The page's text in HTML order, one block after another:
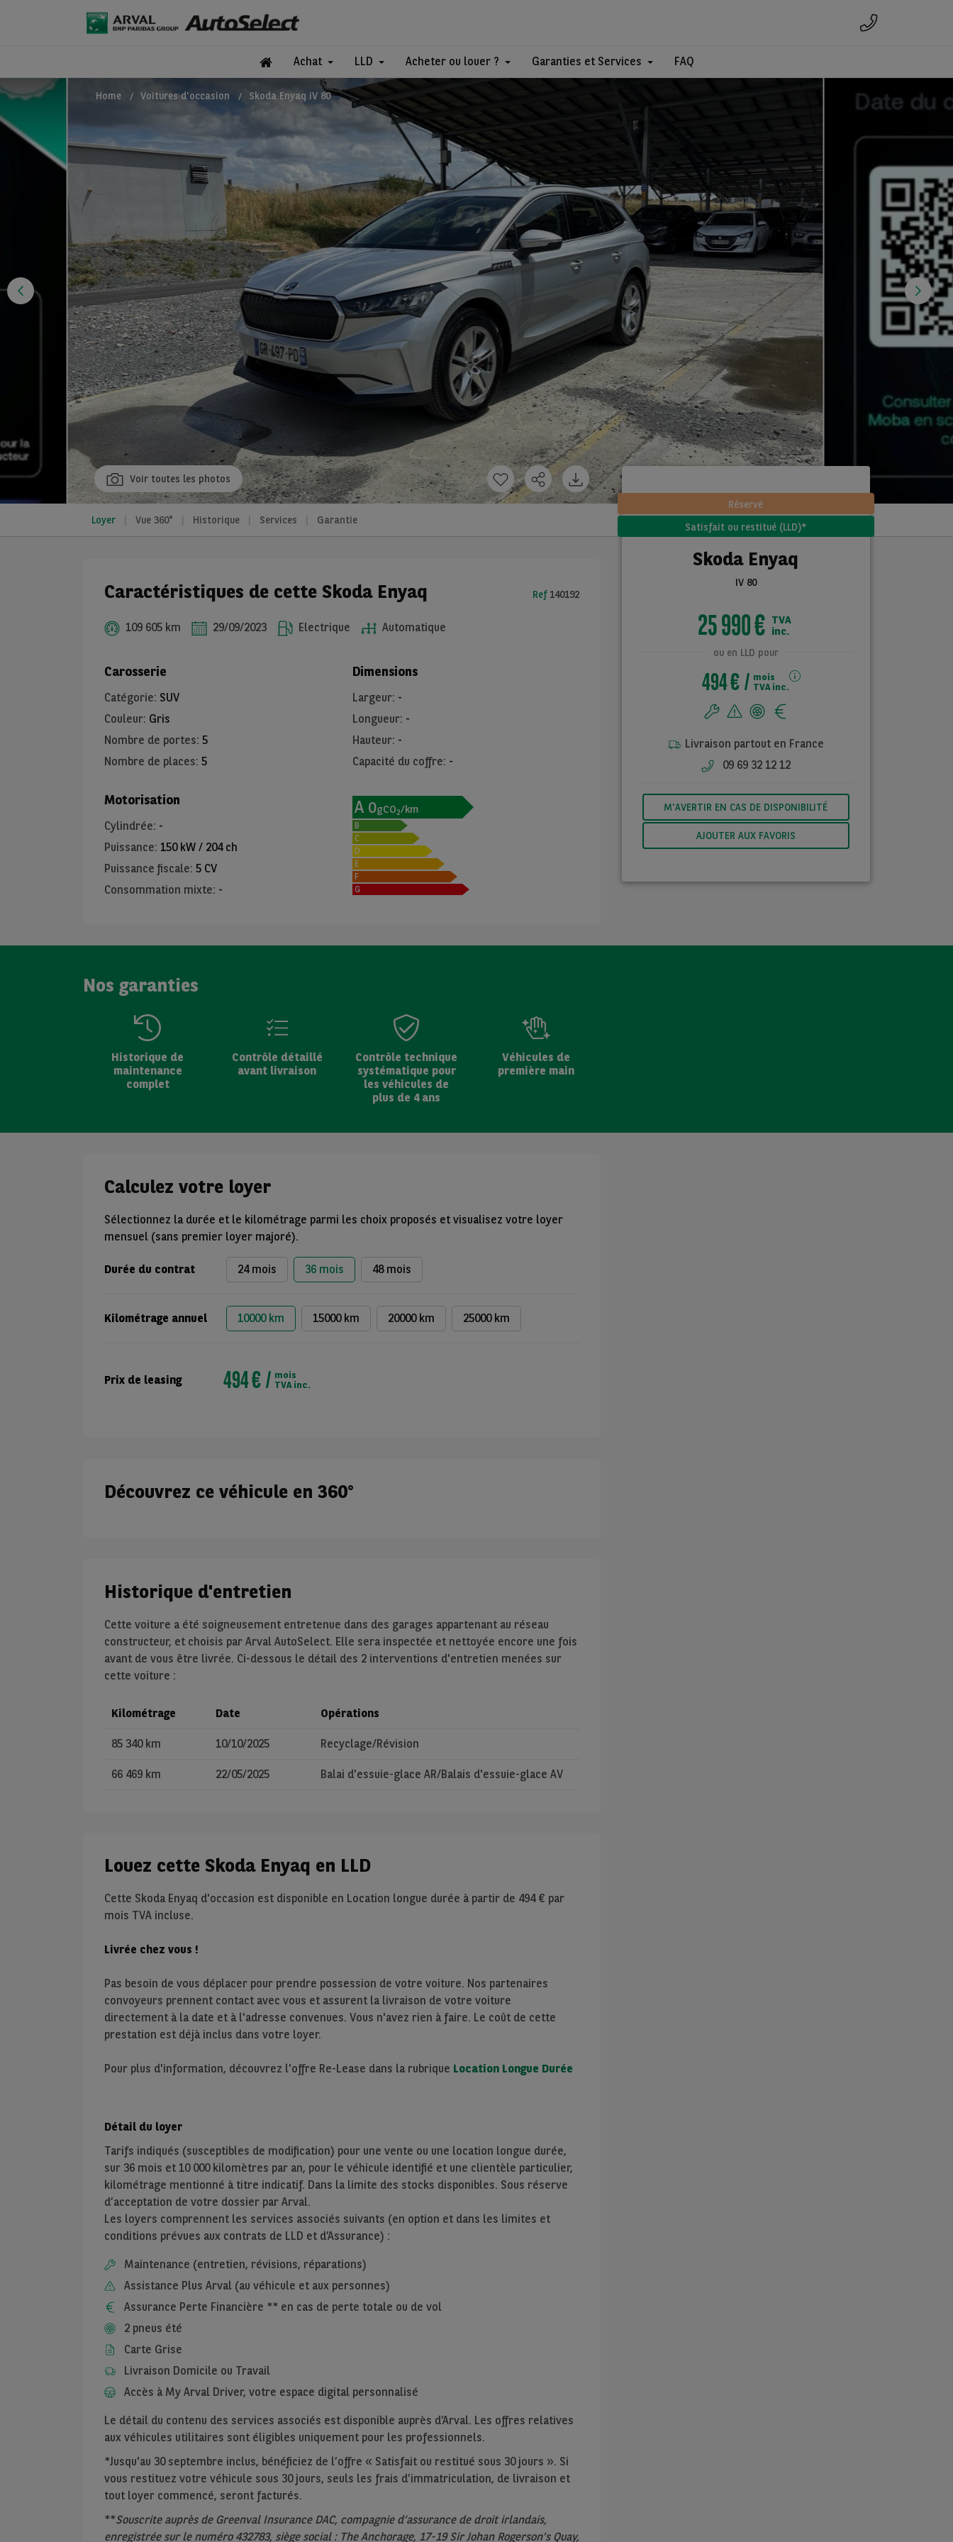
Achat LLD Acheter ou louer ? Garanties et Services FAQ
Home Voitures d'occasion Skoda Enyaq iV 80
Voir toutes les photos
Loyer Vue 360° Historique Services Garantie
Réservé
Satisfait ou restitué (LLD)*
Skoda Enyaq
IV 80
25 990 € TVA
inc.
ou en LLD pour
494 €
mois
TVA inc.
Livraison partout en France
09 69 32 12 12
M'AVERTIR EN CAS DE DISPONIBILITÉ
AJOUTER AUX FAVORIS
Caractéristiques de cette Skoda Enyaq
109 605 km 29/09/2023 Electrique Automatique
Ref 140192
Carosserie
Catégorie: SUV
Couleur: Gris
Nombre de portes: 5
Nombre de places: 5
Dimensions
Largeur: -
Longueur: -
Hauteur: -
Capacité du coffre: -
Motorisation
Cylindrée: -
Puissance: 150 kW / 204 ch
Puissance fiscale: 5 CV
Consommation mixte: -
A 0gCO2/km
B
C
D
E
F
G
Nos garanties
Historique de
maintenance
complet
Contrôle détaillé
avant livraison
Contrôle technique
systématique pour
les véhicules de
plus de 4 ans
Véhicules de
première main
Calculez votre loyer
Sélectionnez la durée et le kilométrage parmi les choix proposés et visualisez votre loyer
mensuel (sans premier loyer majoré).
Durée du contrat 24 mois 36 mois 48 mois
Kilométrage annuel 10000 km 15000 km 20000 km 25000 km
Prix de leasing 494 €
mois
TVA inc.
Découvrez ce véhicule en 360°
Historique d'entretien
Cette voiture a été soigneusement entretenue dans des garages appartenant au réseau
constructeur, et choisis par Arval AutoSelect. Elle sera inspectée et nettoyée encore une fois
avant de vous être livrée. Ci-dessous le détail des 2 interventions d'entretien menées sur
cette voiture :
Kilométrage Date Opérations
85 340 km 10/10/2025 Recyclage/Révision
66 469 km 22/05/2025 Balai d'essuie-glace AR/Balais d'essuie-glace AV
Louez cette Skoda Enyaq en LLD
Cette Skoda Enyaq d'occasion est disponible en Location longue durée à partir de 494€ par
mois TVA incluse.
Livrée chez vous !
Pas besoin de vous déplacer pour prendre possession de votre voiture. Nos partenaires
convoyeurs prennent contact avec vous et assurent la livraison de votre voiture
directement à la date et à l'adresse convenues. Vous n'avez rien à faire. Le coût de cette
prestation est déjà inclus dans votre loyer.
Pour plus d'information, découvrez l'offre Re-Lease dans la rubrique Location Longue Durée
Détail du loyer
Tarifs indiqués (susceptibles de modification) pour une vente ou une location longue durée,
sur 36 mois et 10 000kilomètres par an, pour le véhicule identifié et une clientèle particulier,
kilométrage mentionné à titre indicatif. Dans la limite des stocks disponibles. Sous réserve
d’acceptation de votre dossier par Arval.
Les loyers comprennent les services associés suivants (en option et dans les limites et
conditions prévues aux contrats de LLD et d’Assurance) :
Maintenance (entretien, révisions, réparations)
Assistance Plus Arval (au véhicule et aux personnes)
Assurance Perte Financière ** en cas de perte totale ou de vol
2 pneus été
Carte Grise
Livraison Domicile ou Travail
Accès à My Arval Driver, votre espace digital personnalisé
Le détail du contenu des services associés est disponible auprès d’Arval. Les offres relatives
aux véhicules utilitaires sont éligibles uniquement pour les professionnels.
*Jusqu'au 30 septembre inclus, bénéficiez de l’offre « Satisfait ou restitué sous 30 jours ». Si
vous restituez votre véhicule sous 30 jours, seuls les frais d’immatriculation, de livraison et
tout loyer commencé, seront facturés.
**Souscrite auprès de Greenval Insurance DAC, compagnie d’assurance de droit irlandais,
enregistrée sur le numéro 432783, siège social : The Anchorage, 17-19 Sir Johan Rogerson’s Quay,